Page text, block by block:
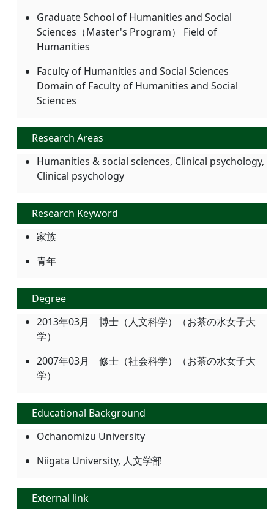
Graduate School of Humanities and Social
Sciences（Master's Program） Field of
Humanities
Faculty of Humanities and Social Sciences
Domain of Faculty of Humanities and Social
Sciences
Research Areas
Humanities & social sciences, Clinical psychology,
Clinical psychology
Research Keyword
家族
青年
Degree
2013年03月 博士（人文科学）（お茶の水女子大
学）
2007年03月 修士（社会科学）（お茶の水女子大
学）
Educational Background
Ochanomizu University
Niigata University, 人文学部
External link